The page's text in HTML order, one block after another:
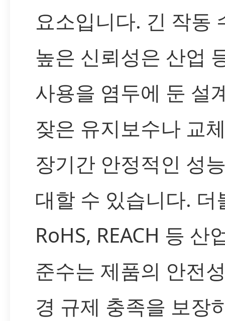
요소입니다. 긴 작동
높은 신뢰성은 산업
사용을 염두에 둔 설
잦은 유지보수나 교
장기간 안정적인 성
대할 수 있습니다. 더
RoHS, REACH 등 산
준수는 제품의 안전
경 규제 충족을 보장